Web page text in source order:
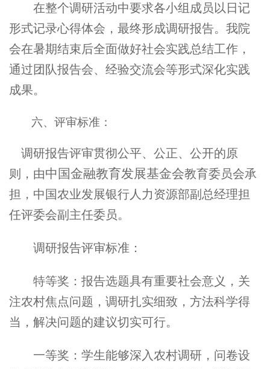
在整个调研活动中要求各小组成员以日记
形式记录心得体会，最终形成调研报告。我院
会在暑期结束后全面做好社会实践总结工作，
通过团队报告会、经验交流会等形式深化实践
成果。
六、评审标准：
调研报告评审贯彻公平、公正、公开的原
则，由中国金融教育发展基金会教育委员会承
担，中国农业发展银行人力资源部副总经理担
任评委会副主任委员。
调研报告评审标准：
特等奖：报告选题具有重要社会意义，关
注农村焦点问题，调研扎实细致，方法科学得
当，解决问题的建议切实可行。
一等奖：学生能够深入农村调研，问卷设